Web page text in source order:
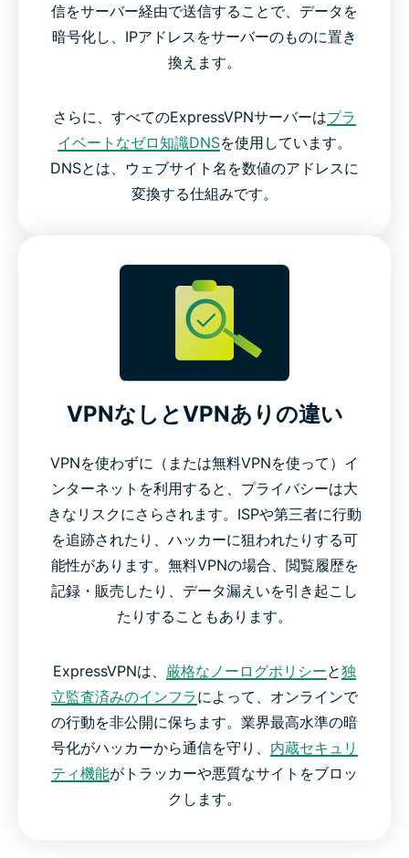
信をサーバー経由で送信することで、データを
暗号化し、IPアドレスをサーバーのものに置き
換えます。
さらに、すべてのExpressVPNサーバーはプラ
イベートなゼロ知識DNSを使用しています。
DNSとは、ウェブサイト名を数値のアドレスに
変換する仕組みです。
VPNなしとVPNありの違い
VPNを使わずに（または無料VPNを使って）イ
ンターネットを利用すると、プライバシーは大
きなリスクにさらされます。ISPや第三者に行動
を追跡されたり、ハッカーに狙われたりする可
能性があります。無料VPNの場合、閲覧履歴を
記録・販売したり、データ漏えいを引き起こし
たりすることもあります。
ExpressVPNは、 厳格なノーログポリシーと独
立監査済みのインフラによって、オンラインで
の行動を非公開に保ちます。業界最高水準の暗
号化がハッカーから通信を守り、 内蔵セキュリ
ティ機能がトラッカーや悪質なサイトをブロッ
クします。